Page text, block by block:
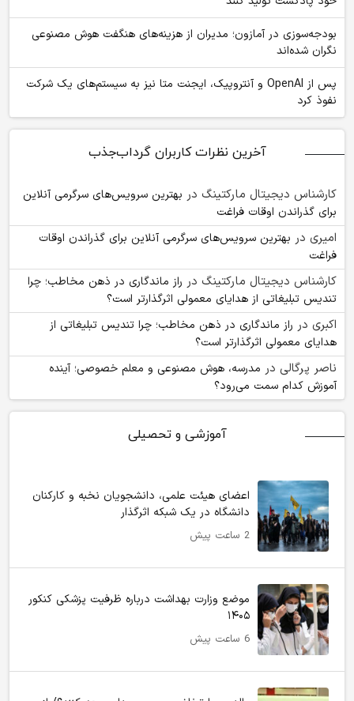
بودجه‌سوزی در آمازون؛ مدیران از هزینه‌های هنگفت هوش مصنوعی
نگران شده‌اند
پس از OpenAI و آنتروپیک، ایجنت متا نیز به سیستم‌های یک شرکت
نفوذ کرد
آخرین نظرات کاربران گرداب‌جذب
کارشناس دیجیتال مارکتینگ در بهترین سرویس‌های سرگرمی آنلاین
برای گذراندن اوقات فراغت
امیری در بهترین سرویس‌های سرگرمی آنلاین برای گذراندن اوقات
فراغت
کارشناس دیجیتال مارکتینگ در راز ماندگاری در ذهن مخاطب؛ چرا
تندیس تبلیغاتی از هدایای معمولی اثرگذارتر است؟
اکبری در راز ماندگاری در ذهن مخاطب؛ چرا تندیس تبلیغاتی از
هدایای معمولی اثرگذارتر است؟
ناصر پرگالی در مدرسه، هوش مصنوعی و معلم خصوصی؛ آینده
آموزش کدام سمت می‌رود؟
آموزشی و تحصیلی
اعضای هیئت علمی، دانشجویان نخبه و کارکنان
دانشگاه در یک شبکه‌ اثرگذار
2 ساعت پیش
موضع وزارت بهداشت درباره ظرفیت پزشکی کنکور
۱۴۰۵
6 ساعت پیش